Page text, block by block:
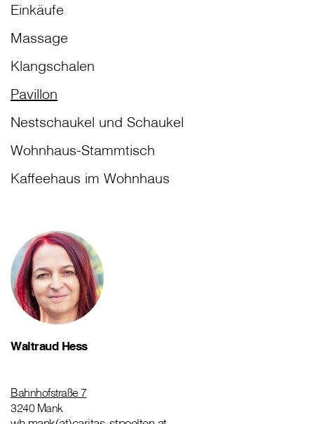
Einkäufe
Massage
Klangschalen
Pavillon
Nestschaukel und Schaukel
Wohnhaus-Stammtisch
Kaffeehaus im Wohnhaus
Waltraud Hess
Bahnhofstraße 7
3240 Mank